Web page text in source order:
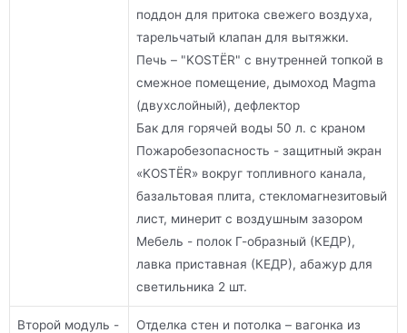
поддон для притока свежего воздуха,
тарельчатый клапан для вытяжки.
Печь – "KOSTЁR" с внутренней топкой в
смежное помещение, дымоход Magma
(двухслойный), дефлектор
Бак для горячей воды 50 л. с краном
Пожаробезопасность - защитный экран
«KOSTЁR» вокруг топливного канала,
базальтовая плита, стекломагнезитовый
лист, минерит с воздушным зазором
Мебель - полок Г-образный (КЕДР),
лавка приставная (КЕДР), абажур для
светильника 2 шт.
Второй модуль -
Отделка стен и потолка – вагонка из